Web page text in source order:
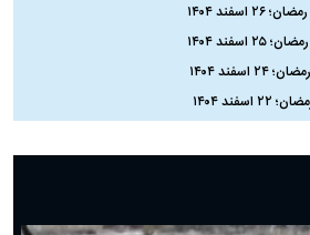
۱۴۰۴
۱۴۰۴
۱۴۰۴
۱۴۰۴
۱۴۰۴